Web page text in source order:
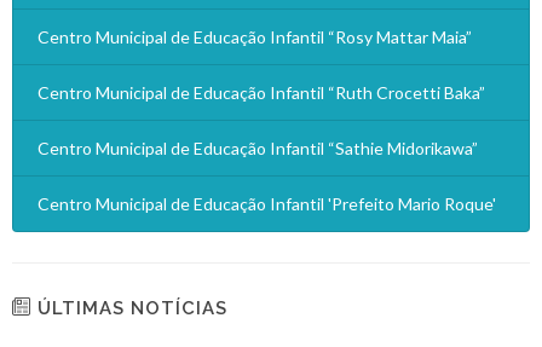
Centro Municipal de Educação Infantil “Rosy Mattar Maia”
Centro Municipal de Educação Infantil “Ruth Crocetti Baka”
Centro Municipal de Educação Infantil “Sathie Midorikawa”
Centro Municipal de Educação Infantil 'Prefeito Mario Roque'
ÚLTIMAS NOTÍCIAS